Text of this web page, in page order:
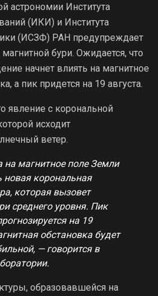
астрономии Института
(ИКИ) и Института
(ИСЗФ) РАН предупреждает
бури. Ожидается, что
начнет влиять на магнитное
а пик придется на 19 августа.
явление с корональной
исходит
ветер.
на магнитное поле Земли
новая корональная
которая вызовет
среднего уровня. Пик
на 19
обстановка будет
— говорится в
образовавшейся на